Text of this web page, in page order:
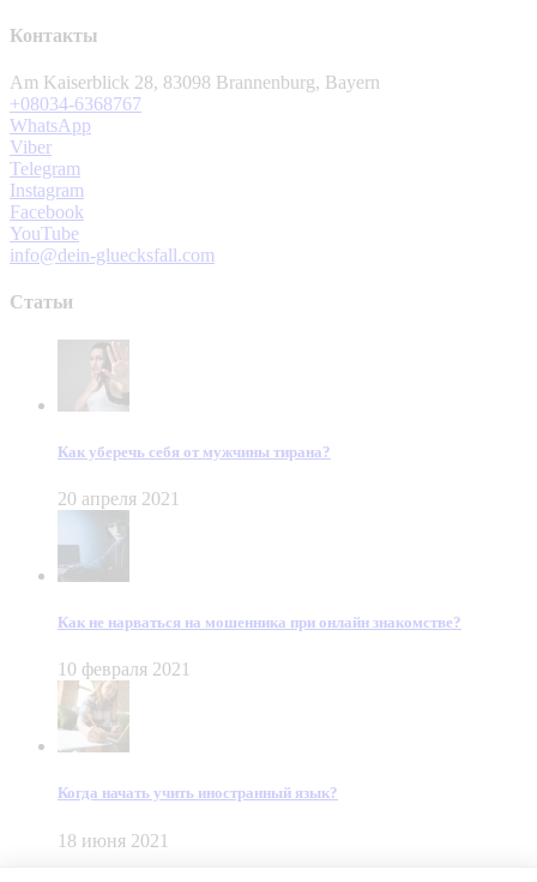
Контакты
Am Kaiserblick 28, 83098 Brannenburg, Bayern
+08034-6368767
WhatsApp
Viber
Telegram
Instagram
Facebook
YouTube
info@dein-gluecksfall.com
Статьи
Как уберечь себя от мужчины тирана?
20 апреля 2021
Как не нарваться на мошенника при онлайн знакомстве?
10 февраля 2021
Когда начать учить иностранный язык?
18 июня 2021